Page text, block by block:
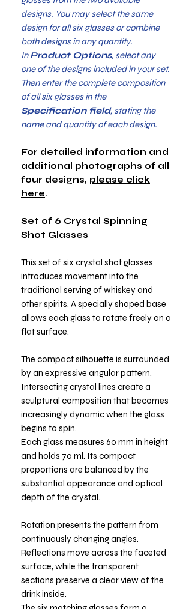
designs. You may select the same
design for all six glasses or combine
both designs in any quantity.
InProduct Options, select any
one of the designs included in your set.
Then enter the complete composition
of all six glasses in the
Specification field, stating the
name and quantity of each design.
For detailed information and
additional photographs of all
four designs, please click
here.
Set of 6 Crystal Spinning
Shot Glasses
This set of six crystal shot glasses
introduces movement into the
traditional serving of whiskey and
other spirits. A specially shaped base
allows each glass to rotate freely on a
flat surface.
The compact silhouette is surrounded
by an expressive angular pattern.
Intersecting crystal lines create a
sculptural composition that becomes
increasingly dynamic when the glass
begins to spin.
Each glass measures 60 mm in height
and holds 70 ml. Its compact
proportions are balanced by the
substantial appearance and optical
depth of the crystal.
Rotation presents the pattern from
continuously changing angles.
Reflections move across the faceted
surface, while the transparent
sections preserve a clear view of the
drink inside.